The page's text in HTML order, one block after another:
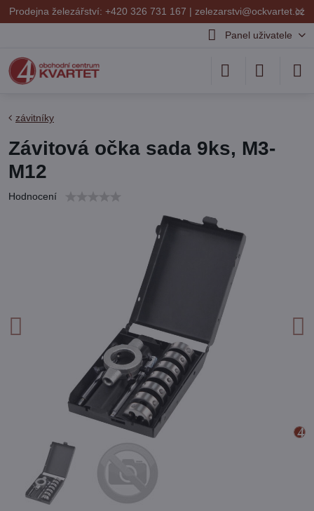
✕
Prodejna železářství: +420 326 731 167 | zelezarstvi@ockvartet.cz
Panel uživatele
závitníky
Závitová očka sada 9ks, M3-
M12
Hodnocení